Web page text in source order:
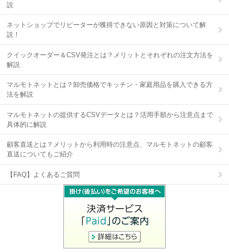
説
ネットショップでリピーターが獲得できない原因と対策について解
説！
クイックオーダー＆CSV発注とは？メリットとそれぞれの注文方法を
解説
マルモトネットとは？卸売価格でキッチン・家庭用品を購入できる方
法を解説
マルモトネットの提供するCSVデータとは？活用手順から注意点まで
具体的に解説
顧客直送とは？メリットから利用時の注意点、マルモトネットの顧客
直送についてもご紹介
【FAQ】よくあるご質問